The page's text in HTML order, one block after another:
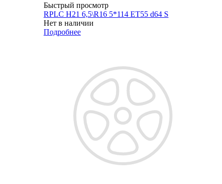
Быстрый просмотр
RPLC H21 6,5\R16 5*114 ET55 d64 S
Нет в наличии
Подробнее